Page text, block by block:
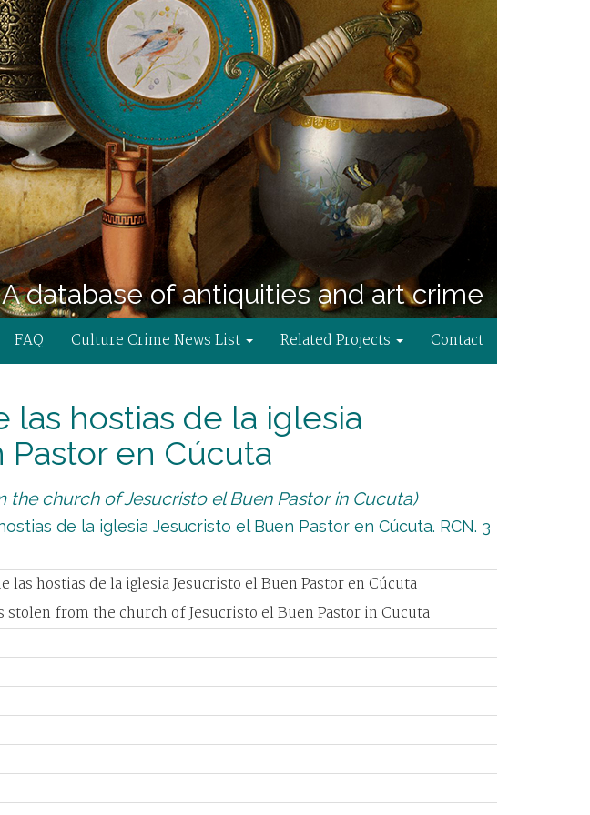
A database of antiquities and art crime
FAQ Culture Crime News List Related Projects Contact
las hostias de la iglesia
en Cúcuta
the church of Jesucristo el Buen Pastor in Cucuta)
de la iglesia Jesucristo el Buen Pastor en Cúcuta. RCN. 3
las hostias de la iglesia Jesucristo el Buen Pastor en Cúcuta
stolen from the church of Jesucristo el Buen Pastor in Cucuta